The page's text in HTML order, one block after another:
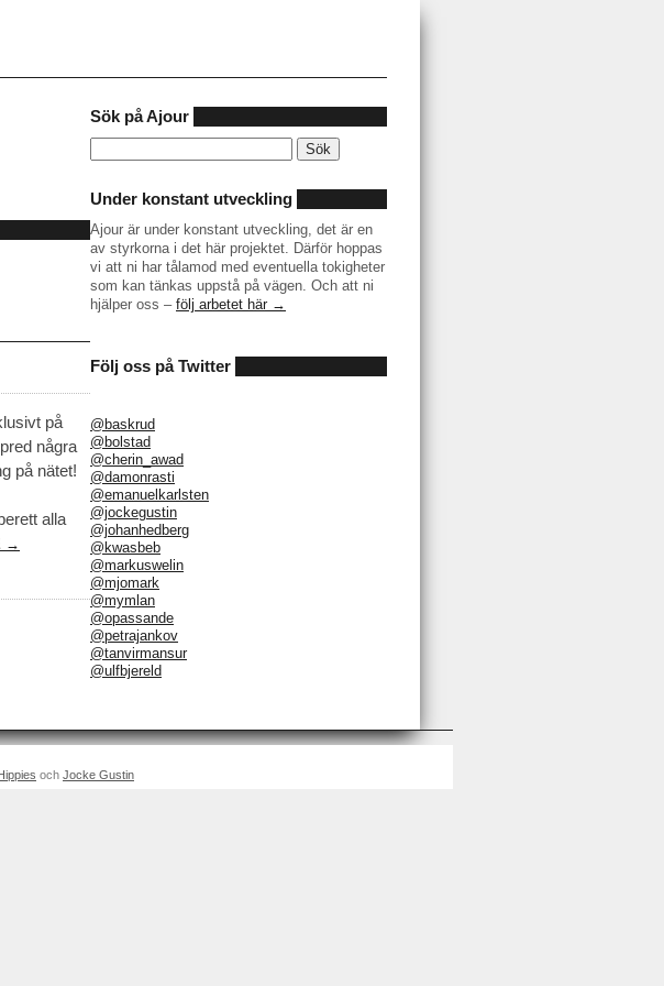
på
några
på nätet!
alla
→
Sök på Ajour
efter:
Under konstant utveckling
Ajour är under konstant utveckling, det är en
av styrkorna i det här projektet. Därför hoppas
vi att ni har tålamod med eventuella tokigheter
som kan tänkas uppstå på vägen. Och att ni
hjälper oss – följ arbetet här →
Följ oss på Twitter
@baskrud
@bolstad
@cherin_awad
@damonrasti
@emanuelkarlsten
@jockegustin
@johanhedberg
@kwasbeb
@markuswelin
@mjomark
@mymlan
@opassande
@petrajankov
@tanvirmansur
@ulfbjereld
och Jocke Gustin